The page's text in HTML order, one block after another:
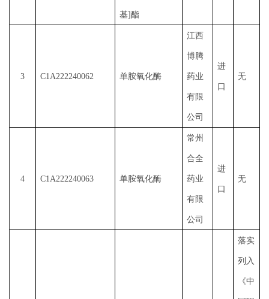
基]酯
3 C1A222240062 单胺氧化酶
江西
博腾
药业
有限
公司
进
口
无
4 C1A222240063 单胺氧化酶
常州
合全
药业
有限
公司
进
口
无
落实
列入
《中